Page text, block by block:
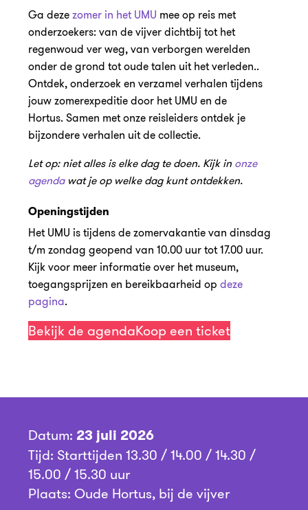
Ga dezezomer in het UMU mee op reis met
onderzoekers: van de vijver dichtbij tot het
regenwoud ver weg, van verborgen werelden
onder de grond tot oude talen uit het verleden..
Ontdek, onderzoek en verzamel verhalen tijdens
jouw zomerexpeditie door het UMU en de
Hortus. Samen met onze reisleiders ontdek je
bijzondere verhalen uit de collectie.
Let op: niet alles is elke dag te doen. Kijk in onze
agendawat je op welke dag kunt ontdekken.
Openingstijden
Het UMU is tijdens de zomervakantie van dinsdag
t/m zondag geopend van 10.00 uur tot 17.00 uur.
Kijk voor meer informatie over het museum,
toegangsprijzen en bereikbaarheid opdeze
pagina.
Bekijk de agendaKoop een ticket
Datum: 23 juli 2026
Tijd: Starttijden 13.30 / 14.00 / 14.30 /
15.00 / 15.30 uur
Plaats: Oude Hortus, bij de vijver